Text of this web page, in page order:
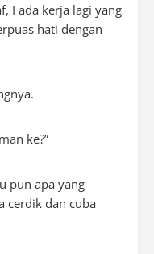
I ada kerja lagi yang
hati dengan
ke?”
pun apa yang
cerdik dan cuba